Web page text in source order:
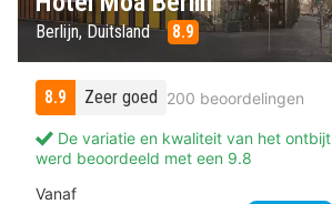
Berlijn, Duitsland 8.9
8.9 Zeer goed 200 beoordelingen
De variatie en kwaliteit van het ontbijt
werd beoordeeld met een 9.8
Vanaf